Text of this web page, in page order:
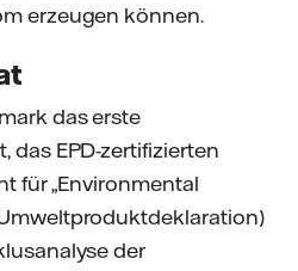
erzeugen können.
das erste
das EPD-zertifizierten
für „Environmental
der